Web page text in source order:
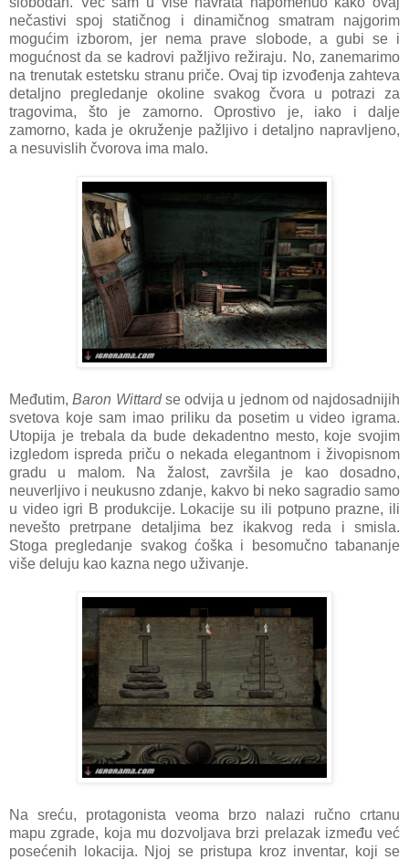
nečastivi spoj statičnog i dinamičnog smatram najgorim
mogućim izborom, jer nema prave slobode, a gubi se i
mogućnost da se kadrovi pažljivo režiraju. No, zanemarimo
na trenutak estetsku stranu priče. Ovaj tip izvođenja zahteva
detaljno pregledanje okoline svakog čvora u potrazi za
tragovima, što je zamorno. Oprostivo je, iako i dalje
zamorno, kada je okruženje pažljivo i detaljno napravljeno,
a nesuvislih čvorova ima malo.
Međutim,Baron Wittardse odvija u jednom od najdosadnijih
svetova koje sam imao priliku da posetim u video igrama.
Utopija je trebala da bude dekadentno mesto, koje svojim
izgledom ispreda priču o nekada elegantnom i živopisnom
gradu u malom. Na žalost, završila je kao dosadno,
neuverljivo i neukusno zdanje, kakvo bi neko sagradio samo
u video igri B produkcije. Lokacije su ili potpuno prazne, ili
nevešto pretrpane detaljima bez ikakvog reda i smisla.
Stoga pregledanje svakog ćoška i besomučno tabananje
više deluju kao kazna nego uživanje.
Na sreću, protagonista veoma brzo nalazi ručno crtanu
mapu zgrade, koja mu dozvoljava brzi prelazak između već
posećenih lokacija. Njoj se pristupa kroz inventar, koji se